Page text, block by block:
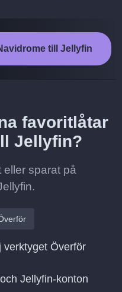
till Jellyfin
favoritlåtar
Jellyfin?
eller sparat på
verktyget Överför
Jellyfin-konton